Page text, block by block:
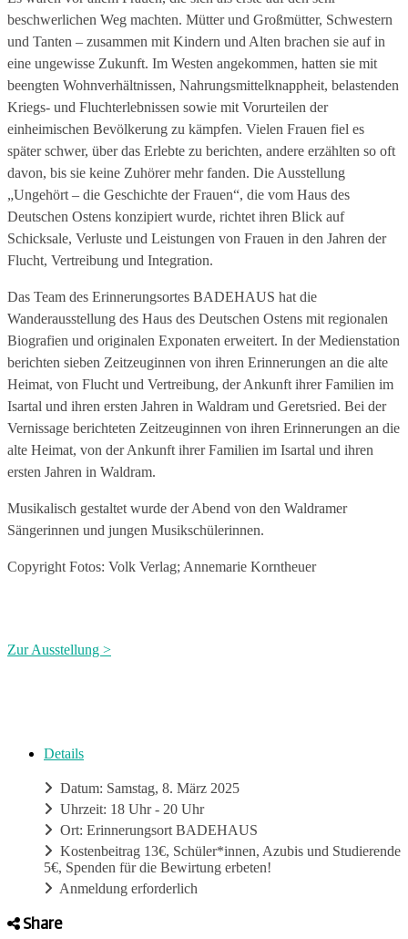
beschwerlichen Weg machten. Mütter und Großmütter, Schwestern
und Tanten – zusammen mit Kindern und Alten brachen sie auf in
eine ungewisse Zukunft. Im Westen angekommen, hatten sie mit
beengten Wohnverhältnissen, Nahrungsmittelknappheit, belastenden
Kriegs- und Fluchterlebnissen sowie mit Vorurteilen der
einheimischen Bevölkerung zu kämpfen. Vielen Frauen fiel es
später schwer, über das Erlebte zu berichten, andere erzählten so oft
davon, bis sie keine Zuhörer mehr fanden. Die Ausstellung
„Ungehört – die Geschichte der Frauen“, die vom Haus des
Deutschen Ostens konzipiert wurde, richtet ihren Blick auf
Schicksale, Verluste und Leistungen von Frauen in den Jahren der
Flucht, Vertreibung und Integration.
Das Team des Erinnerungsortes BADEHAUS hat die
Wanderausstellung des Haus des Deutschen Ostens mit regionalen
Biografien und originalen Exponaten erweitert. In der Medienstation
berichten sieben Zeitzeuginnen von ihren Erinnerungen an die alte
Heimat, von Flucht und Vertreibung, der Ankunft ihrer Familien im
Isartal und ihren ersten Jahren in Waldram und Geretsried. Bei der
Vernissage berichteten Zeitzeuginnen von ihren Erinnerungen an die
alte Heimat, von der Ankunft ihrer Familien im Isartal und ihren
ersten Jahren in Waldram.
Musikalisch gestaltet wurde der Abend von den Waldramer
Sängerinnen und jungen Musikschülerinnen.
Copyright Fotos: Volk Verlag; Annemarie Korntheuer
Zur Ausstellung >
Details
Datum: Samstag, 8. März 2025
Uhrzeit: 18 Uhr - 20 Uhr
Ort: Erinnerungsort BADEHAUS
Kostenbeitrag 13€, Schüler*innen, Azubis und Studierende
5€, Spenden für die Bewirtung erbeten!
Anmeldung erforderlich
Share